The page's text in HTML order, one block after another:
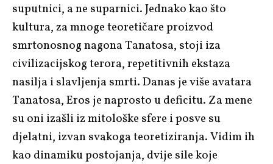
suputnici, a ne suparnici. Jednako kao što
kultura, za mnoge teoretičare proizvod
smrtonosnog nagona Tanatosa, stoji iza
civilizacijskog terora, repetitivnih ekstaza
nasilja i slavljenja smrti. Danas je više avatara
Tanatosa, Eros je naprosto u deficitu. Za mene
su oni izašli iz mitološke sfere i posve su
djelatni, izvan svakoga teoretiziranja. Vidim ih
kao dinamiku postojanja, dvije sile koje